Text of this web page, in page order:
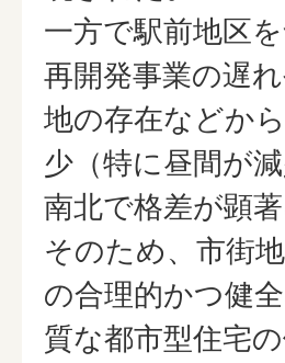
一方で駅前地区
再開発事業の遅
地の存在などか
少（特に昼間が
南北で格差が顕
そのため、市街
の合理的かつ健
質な都市型住宅